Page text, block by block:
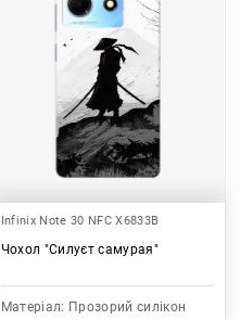
Infinix Note 30 NFC X6833B
Чохол "Силуєт самурая"
Матеріал: Прозорий силікон